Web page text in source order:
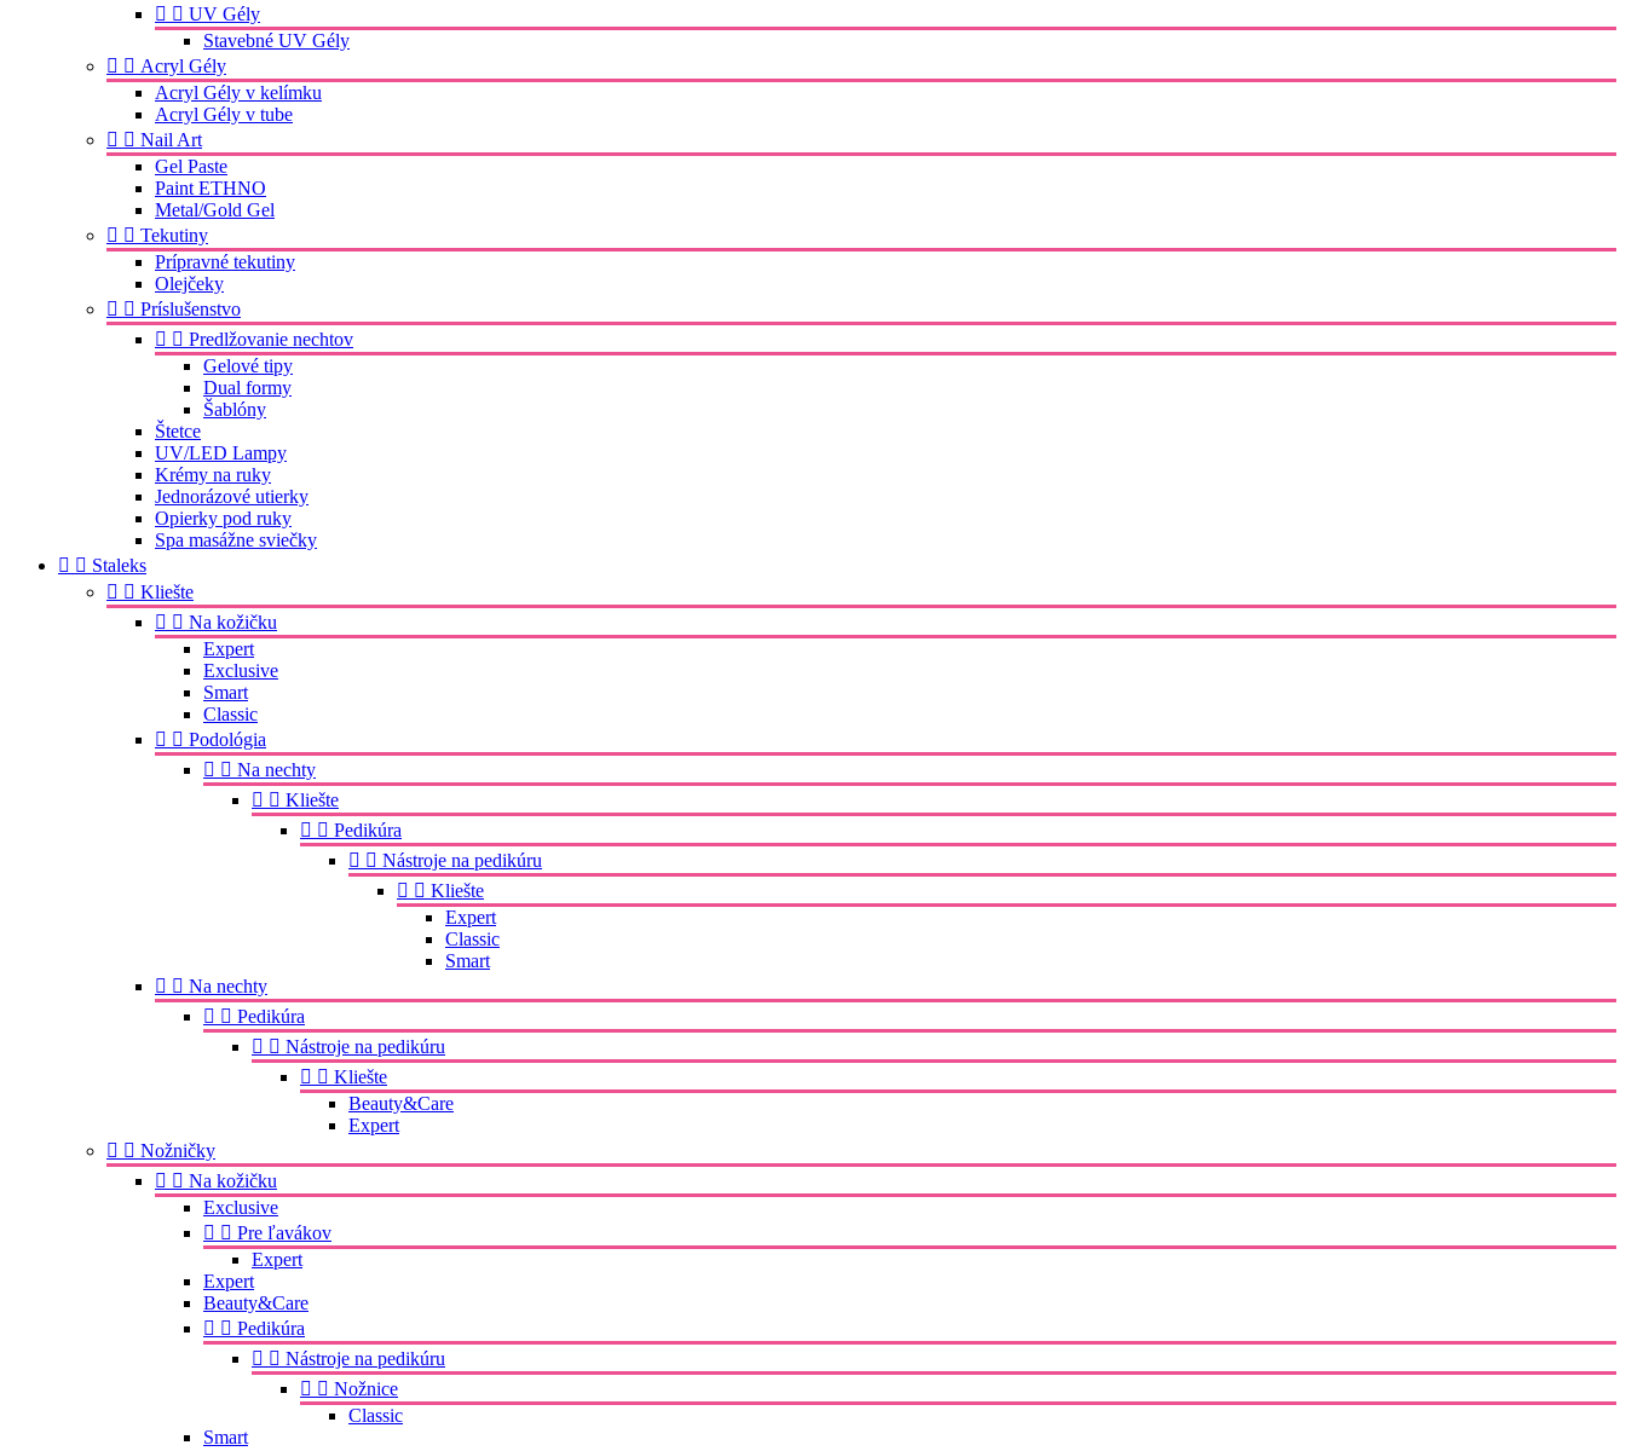
  UV Gély
Stavebné UV Gély
  Acryl Gély
Acryl Gély v kelímku
Acryl Gély v tube
  Nail Art
Gel Paste
Paint ETHNO
Metal/Gold Gel
  Tekutiny
Prípravné tekutiny
Olejčeky
  Príslušenstvo
  Predlžovanie nechtov
Gelové tipy
Dual formy
Šablóny
Štetce
UV/LED Lampy
Krémy na ruky
Jednorázové utierky
Opierky pod ruky
Spa masážne sviečky
  Staleks
  Kliešte
  Na kožičku
Expert
Exclusive
Smart
Classic
  Podológia
  Na nechty
  Kliešte
  Pedikúra
  Nástroje na pedikúru
  Kliešte
Expert
Classic
Smart
  Na nechty
  Pedikúra
  Nástroje na pedikúru
  Kliešte
Beauty&Care
Expert
  Nožničky
  Na kožičku
Exclusive
  Pre ľavákov
Expert
Expert
Beauty&Care
  Pedikúra
  Nástroje na pedikúru
  Nožnice
Classic
Smart